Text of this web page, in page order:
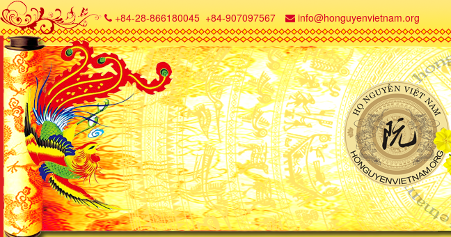
+84-28-866180045 +84-907097567 info@honguyenvietnam.org